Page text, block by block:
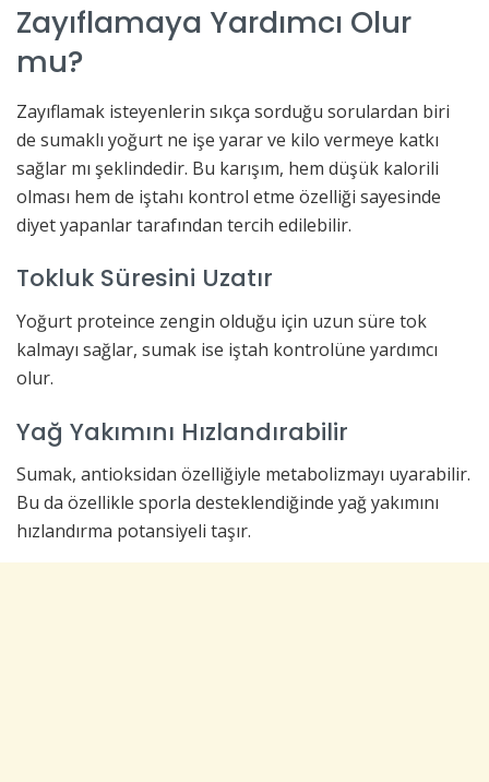
Zayıflamaya Yardımcı Olur
mu?
Zayıflamak isteyenlerin sıkça sorduğu sorulardan biri
de sumaklı yoğurt ne işe yarar ve kilo vermeye katkı
sağlar mı şeklindedir. Bu karışım, hem düşük kalorili
olması hem de iştahı kontrol etme özelliği sayesinde
diyet yapanlar tarafından tercih edilebilir.
Tokluk Süresini Uzatır
Yoğurt proteince zengin olduğu için uzun süre tok
kalmayı sağlar, sumak ise iştah kontrolüne yardımcı
olur.
Yağ Yakımını Hızlandırabilir
Sumak, antioksidan özelliğiyle metabolizmayı uyarabilir.
Bu da özellikle sporla desteklendiğinde yağ yakımını
hızlandırma potansiyeli taşır.